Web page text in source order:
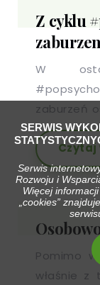
Z cyklu
W
zaburzeń
obawowo
Czytaj
Pomimo
właśnie z
SERWIS
Serwis
Rozwoju i
Więcej
„cookies”